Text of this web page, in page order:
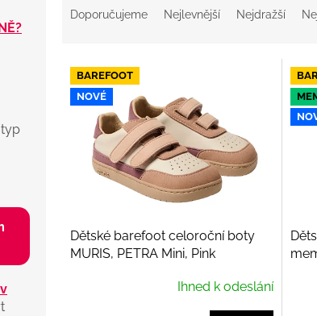
n
Doporučujeme Nejlevnější Nejdražší
V
p
BAREFOOT
NOVÉ
Dětské barefoot celoroční boty
MURIS, PETRA Mini, Pink
Ihned k odeslání